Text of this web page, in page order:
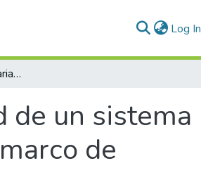
Log In
Representación de la variabilidad de un sistema de venta de seguros en Internet mediante el marco de referencia de Bosch
de un sistema
de